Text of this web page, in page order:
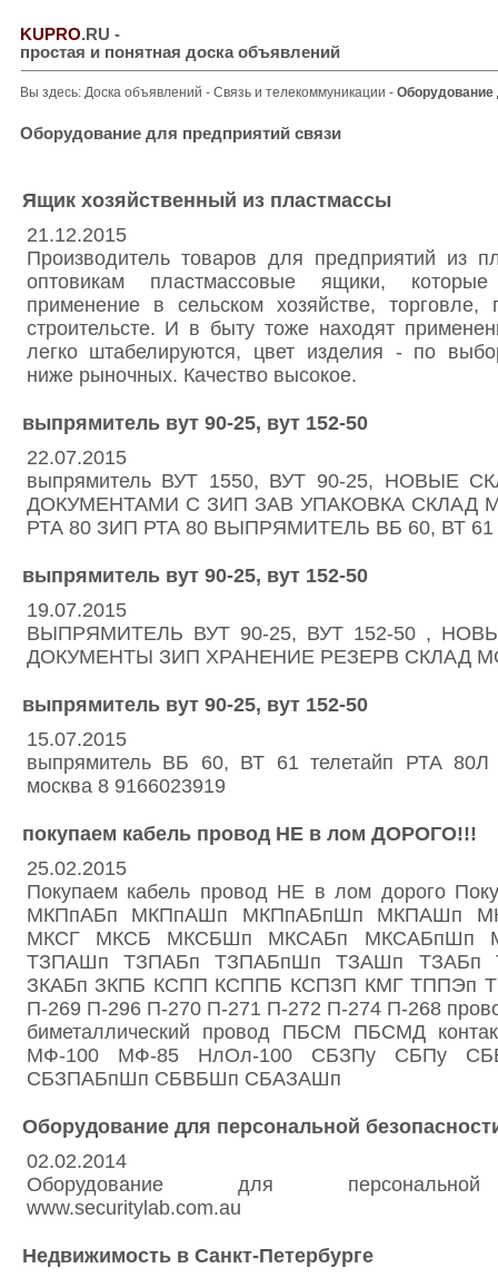
KUPRO.RU -
простая и понятная доска объявлений
Вы здесь: Доска объявлений - Связь и телекоммуникации - Оборудование
Оборудование для предприятий связи
Ящик хозяйственный из пластмассы
21.12.2015
Производитель товаров для предприятий из
оптовикам пластмассовые ящики,
применение в сельском хозяйстве,
строительсте. И в быту тоже находят
легко штабелируются, цвет изделия - по
ниже рыночных. Качество высокое.
выпрямитель вут 90-25, вут 152-50
22.07.2015
выпрямитель ВУТ 1550, ВУТ 90-25, НОВЫЕ
ДОКУМЕНТАМИ С ЗИП ЗАВ УПАКОВКА СКЛАД
РТА 80 ЗИП РТА 80 ВЫПРЯМИТЕЛЬ ВБ 60, ВТ 61
выпрямитель вут 90-25, вут 152-50
19.07.2015
ВЫПРЯМИТЕЛЬ ВУТ 90-25, ВУТ 152-50 ,
ДОКУМЕНТЫ ЗИП ХРАНЕНИЕ РЕЗЕРВ СКЛАД
выпрямитель вут 90-25, вут 152-50
15.07.2015
выпрямитель ВБ 60, ВТ 61 телетайп РТА
москва 8 9166023919
покупаем кабель провод НЕ в лом ДОРОГО!!!
25.02.2015
Покупаем кабель провод НЕ в лом дорого
МКПпАБп МКПпАШп МКПпАБпШп МКПАШп
МКСГ МКСБ МКСБШп МКСАБп МКСАБпШп
ТЗПАШп ТЗПАБп ТЗПАБпШп ТЗАШп ТЗАБп
ЗКАБп ЗКПБ КСПП КСППБ КСПЗП КМГ ТППЭп
П-269 П-296 П-270 П-271 П-272 П-274 П-268
биметаллический провод ПБСМ ПБСМД
МФ-100 МФ-85 НлОл-100 СБЗПу СБПу
СБЗПАБпШп СБВБШп СБАЗАШп
Оборудование для персональной
02.02.2014
Оборудование для персональной
www.securitylab.com.au
Недвижимость в Санкт-Петербурге